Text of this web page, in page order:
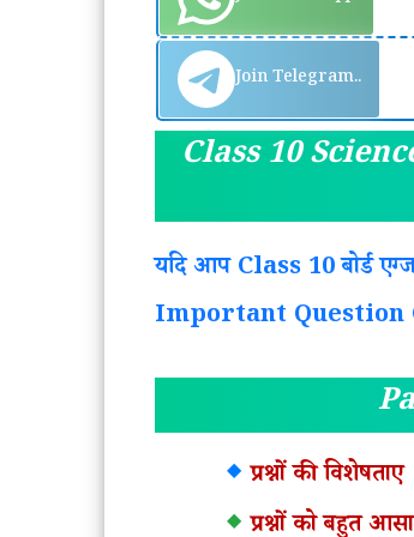
Join Telegram..
Class 10
यदि आप Class 10 बोर्ड
Important Question
प्रश्नों की विशेषताए
प्रश्नों को बहुत